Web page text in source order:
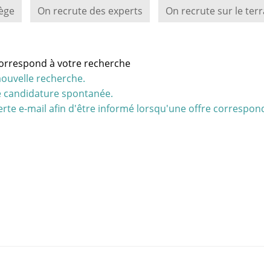
On recrute des experts On recrute sur le
à votre recherche
recherche.
candidature spontanée.
e-mail afin d'être informé lorsqu'une offre